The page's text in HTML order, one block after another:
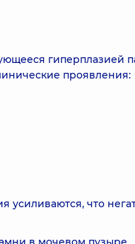
гиперплазией
проявления:
что